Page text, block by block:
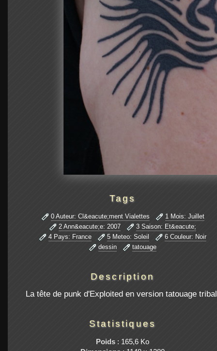
Tags
0 Auteur: Cl&eacute;ment Vialettes
1 Mois: Juillet
2 Ann&eacute;e: 2007
3 Saison: Et&eacute;
4 Pays: France
5 Meteo: Soleil
6 Couleur: Noir
dessin
tatouage
Description
La tête de punk d'Exploited en version tatouage
Statistiques
Poids : 165,6 Ko